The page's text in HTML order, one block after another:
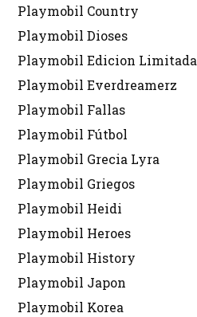
Playmobil Country
Playmobil Dioses
Playmobil Edicion Limitada
Playmobil Everdreamerz
Playmobil Fallas
Playmobil Fútbol
Playmobil Grecia Lyra
Playmobil Griegos
Playmobil Heidi
Playmobil Heroes
Playmobil History
Playmobil Japon
Playmobil Korea